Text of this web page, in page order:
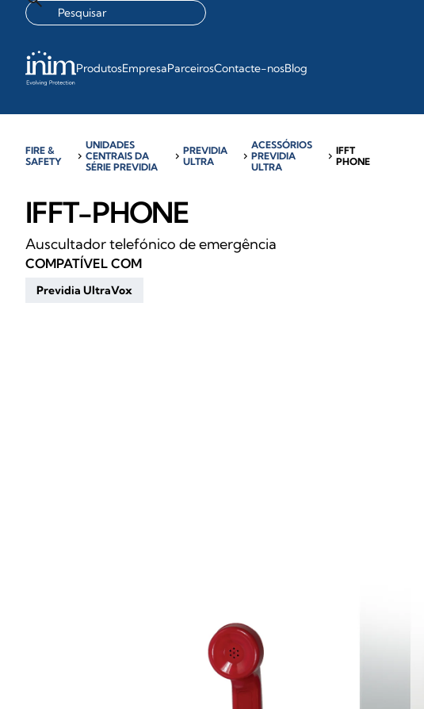
ProdutosEmpresaParceirosContacte-nosBlog
FIRE &
SAFETY
chevron_right
UNIDADES
CENTRAIS DA
SÉRIE PREVIDIA
chevron_rightPREVIDIA
ULTRA
chevron_right
ACESSÓRIOS
PREVIDIA
ULTRA
chevron_rightIFFT
PHONE
IFFT-PHONE
Auscultador telefónico de emergência
COMPATÍVEL COM
Previdia UltraVox